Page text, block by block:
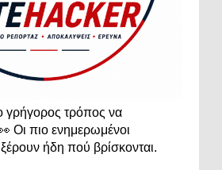
γρήγορος τρόπος να
Οι πιο ενημερωμένοι
ήδη πού βρίσκονται.